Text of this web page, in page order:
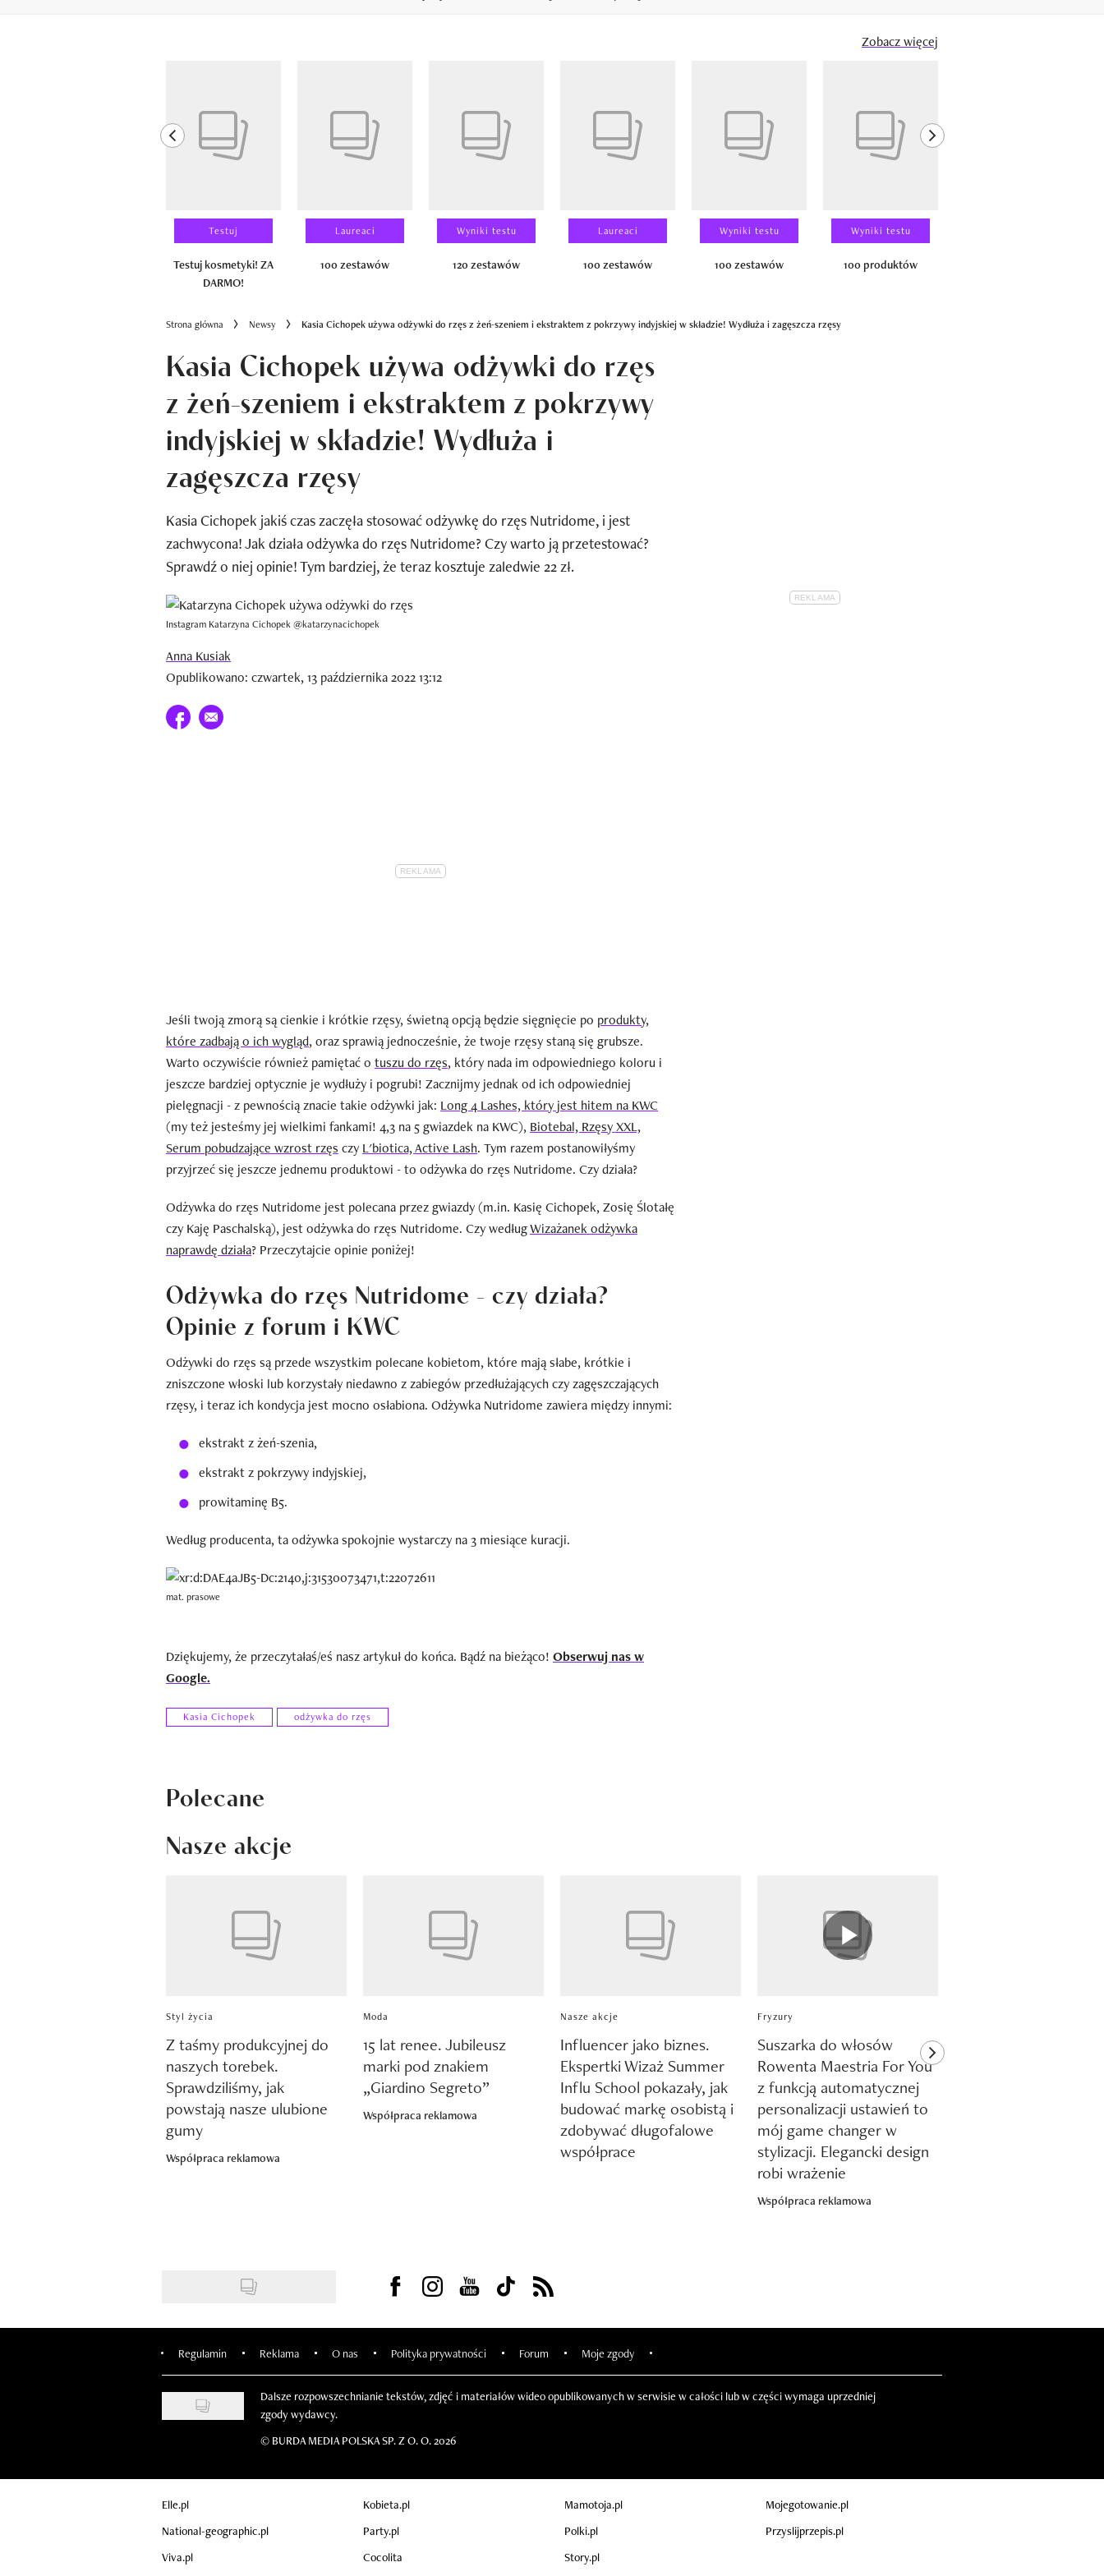
Zobacz więcej
previous element
Testuj
Testuj kosmetyki! ZA
DARMO!
Laureaci
100 zestawów
Wyniki testu
120 zestawów
Laureaci
100 zestawów
Wyniki testu
100 zestawów
Wyniki testu
100 produktów
next element
Strona główna Newsy Kasia Cichopek używa odżywki do rzęs z żeń-szeniem i ekstraktem z pokrzywy indyjskiej w składzie! Wydłuża i zagęszcza rzęsy
Kasia Cichopek używa odżywki do rzęs
z żeń-szeniem i ekstraktem z pokrzywy
indyjskiej w składzie! Wydłuża i
zagęszcza rzęsy
Kasia Cichopek jakiś czas zaczęła stosować odżywkę do rzęs Nutridome, i jest
zachwycona! Jak działa odżywka do rzęs Nutridome? Czy warto ją przetestować?
Sprawdź o niej opinie! Tym bardziej, że teraz kosztuje zaledwie 22 zł.
Instagram Katarzyna Cichopek @katarzynacichopek
Anna Kusiak
Opublikowano: czwartek, 13 października 2022 13:12
Udostępnij na facebook
E-mail do przyjaciela
Jeśli twoją zmorą są cienkie i krótkie rzęsy, świetną opcją będzie sięgnięcie po produkty,
które zadbają o ich wygląd, oraz sprawią jednocześnie, że twoje rzęsy staną się grubsze.
Warto oczywiście również pamiętać o tuszu do rzęs, który nada im odpowiedniego koloru i
jeszcze bardziej optycznie je wydłuży i pogrubi! Zacznijmy jednak od ich odpowiedniej
pielęgnacji - z pewnością znacie takie odżywki jak: Long 4 Lashes, który jest hitem na KWC
(my też jesteśmy jej wielkimi fankami! 4,3 na 5 gwiazdek na KWC), Biotebal, Rzęsy XXL,
Serum pobudzające wzrost rzęs czy L'biotica, Active Lash. Tym razem postanowiłyśmy
przyjrzeć się jeszcze jednemu produktowi - to odżywka do rzęs Nutridome. Czy działa?
Odżywka do rzęs Nutridome jest polecana przez gwiazdy (m.in. Kasię Cichopek, Zosię Ślotałę
czy Kaję Paschalską), jest odżywka do rzęs Nutridome. Czy wedługWizażanek odżywka
naprawdę działa? Przeczytajcie opinie poniżej!
Odżywka do rzęs Nutridome - czy działa?
Opinie z forum i KWC
Odżywki do rzęs są przede wszystkim polecane kobietom, które mają słabe, krótkie i
zniszczone włoski lub korzystały niedawno z zabiegów przedłużających czy zagęszczających
rzęsy, i teraz ich kondycja jest mocno osłabiona. Odżywka Nutridome zawiera między innymi:
ekstrakt z żeń-szenia,
ekstrakt z pokrzywy indyjskiej,
prowitaminę B5.
Według producenta, ta odżywka spokojnie wystarczy na 3 miesiące kuracji.
mat. prasowe
Dziękujemy, że przeczytałaś/eś nasz artykuł do końca. Bądź na bieżąco! Obserwuj nas w
Google.
Kasia Cichopek odżywka do rzęs
Polecane
Nasze akcje
previous element
Styl życia
Z taśmy produkcyjnej do
naszych torebek.
Sprawdziliśmy, jak
powstają nasze ulubione
gumy
Współpraca reklamowa
Moda
15 lat renee. Jubileusz
marki pod znakiem
„Giardino Segreto”
Współpraca reklamowa
Nasze akcje
Influencer jako biznes.
Ekspertki Wizaż Summer
Influ School pokazały, jak
budować markę osobistą i
zdobywać długofalowe
współprace
Fryzury
Suszarka do włosów
Rowenta Maestria For You
z funkcją automatycznej
personalizacji ustawień to
mój game changer w
stylizacji. Elegancki design
robi wrażenie
Współpraca reklamowa
next element
Visit us on Facebook
Visit us on Instagram
Visit us on Youtube
Visit us on Tiktok
Visit us on Rss
Regulamin Reklama O nas Polityka prywatności Forum Moje zgody
Dalsze rozpowszechnianie tekstów, zdjęć i materiałów wideo opublikowanych w serwisie w całości lub w części wymaga uprzedniej
zgody wydawcy.
© BURDA MEDIA POLSKA SP. Z O. O. 2026
Elle.pl Kobieta.pl Mamotoja.pl
Mojegotowanie.pl
National-geographic.pl
Party.pl Polki.pl
Przyslijprzepis.pl
Viva.pl
Cocolita Story.pl